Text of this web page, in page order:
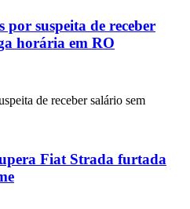
por suspeita de receber
horária em RO
de receber salário sem
Fiat Strada furtada